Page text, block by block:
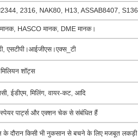
2316, NAK80, H13, ASSAB8407,
HASCO मानक, DME मानक।
एसटीपी।आईजीएस।एक्स_टी
शॉट्स
ईडीएम, मिलिंग, वायर-कट, आदि
पार्ट्स और एक्शन चेक से संबंधित हैं
के दौरान किसी भी नुकसान से बचने के लिए मजबूत